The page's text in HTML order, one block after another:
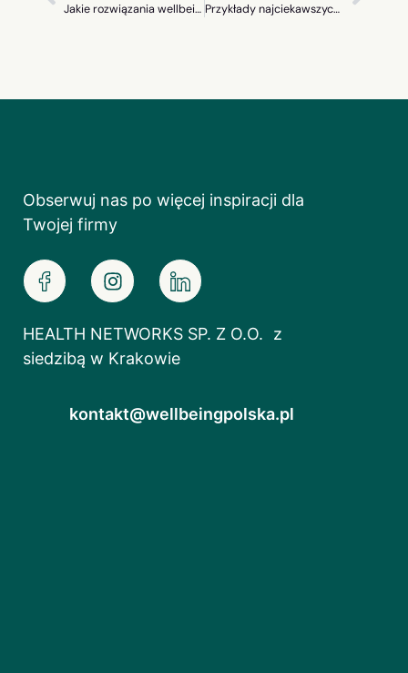
Jakie rozwiązania wellbeingowe dla pracowników produkcji? Przykłady najciekawszych benefitów pozapłacowych ze Świata
Obserwuj nas po więcej inspiracji dla
Twojej firmy
HEALTH NETWORKS SP. Z O.O. z
siedzibą w Krakowie
kontakt@wellbeingpolska.pl